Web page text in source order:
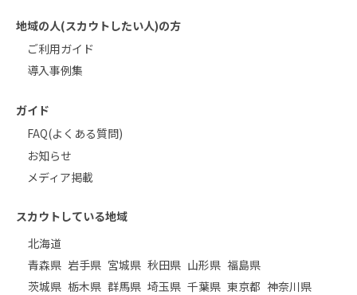
地域の人(スカウトしたい人)の方
ご利用ガイド
導入事例集
ガイド
FAQ(よくある質問)
お知らせ
メディア掲載
スカウトしている地域
北海道
青森県 岩手県 宮城県 秋田県 山形県 福島県
茨城県 栃木県 群馬県 埼玉県 千葉県 東京都 神奈川県